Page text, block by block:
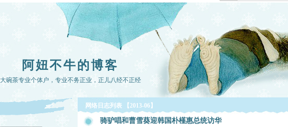
阿妞不牛的博客
大碗茶专业个体户，专业不务正业，正儿八经不正经
网络日志列表 【2013-06】
骑驴唱和曹雪葵迎韩国朴槿惠总统访华